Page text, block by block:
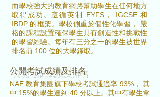
而學校強大的教育網路幫助學生在任何地方
取得成功。遵循英制 EYFS， IGCSE 和
IBDP 的框架。學校側重於個性化學習， 嚴
格的課程設置確保學生具有創造性和挑戰性
的學習經驗。每年有三分之一的學生被世界
排名前 100 位的大學錄取。
公開考試成績及排名
NAE 教育集團旗下學校考試通過率 93%， 其
中 15%的學生達到 40 分以上。其中有學生拿